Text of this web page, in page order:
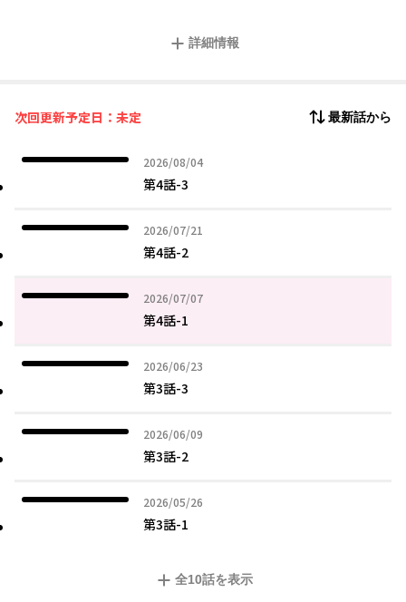
偶然、無事であった蜂本よつばは、同じく生存者の呂久屋ヨウコ
の"メス"が終末世界を旅する物語。生き残れるのは一人だけ――。
詳細情報
次回更新予定日：未定 最新話から
2026/08/04
2026年08月04日
第4話-3
2026/07/21
2026年07月21日
第4話-2
2026/07/07
2026年07月07日
第4話-1
2026/06/23
2026年06月23日
第3話-3
2026/06/09
2026年06月09日
第3話-2
2026/05/26
2026年05月26日
第3話-1
全10話を表示